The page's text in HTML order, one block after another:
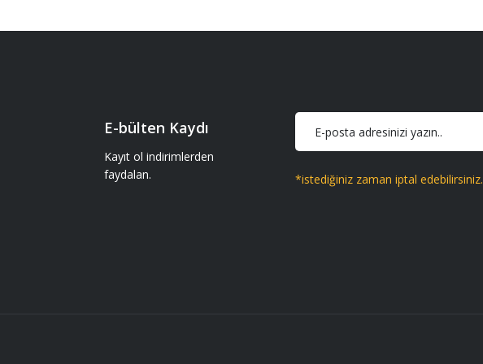
geliyor gönül rahatlığıyla
E-bülten Kaydı
Kayıt ol indirimlerden
faydalan.
*istediğiniz zaman iptal edebilirsiniz.